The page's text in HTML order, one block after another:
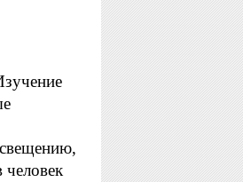
человек